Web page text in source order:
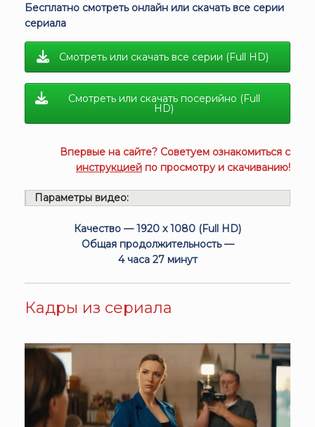
Бесплатно смотреть онлайн или скачать все серии
сериала
Смотреть или скачать все серии (Full HD)
Смотреть или скачать посерийно (Full
HD)
Впервые на сайте? Советуем ознакомиться с
инструкцией по просмотру и скачиванию!
Параметры видео:
Качество — 1920 x 1080 (Full HD)
Общая продолжительность —
4 часа 27 минут
Кадры из сериала